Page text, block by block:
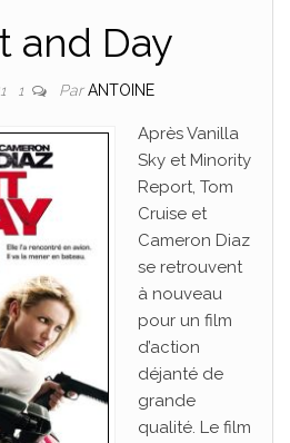
and Day
1 ParANTOINE
Après Vanilla
Sky et Minority
Report, Tom
Cruise et
Cameron Diaz
se retrouvent
à nouveau
pour un film
d’action
déjanté de
grande
qualité. Le film